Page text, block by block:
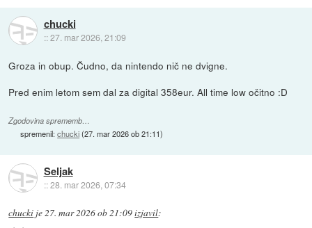
chucki
::27. mar 2026, 21:09
Groza in obup. Čudno, da nintendo nič ne dvigne.
Pred enim letom sem dal za digital 358eur. All time low očitno :D
Zgodovina sprememb…
spremenil:chucki(27. mar 2026 ob 21:11)
Seljak
::28. mar 2026, 07:34
chucki je27. mar 2026 ob 21:09izjavil: